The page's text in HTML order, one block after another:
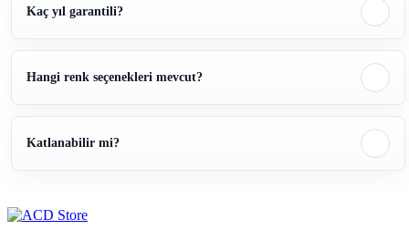
Kaç yıl garantili?
Hangi renk seçenekleri mevcut?
Katlanabilir mi?